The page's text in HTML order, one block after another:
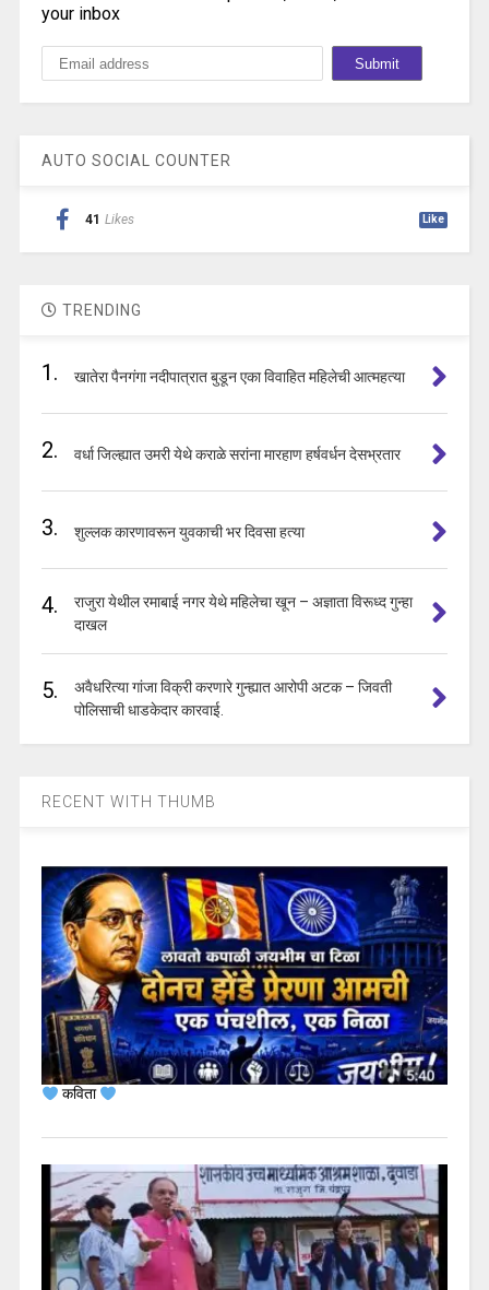
your inbox
AUTO SOCIAL COUNTER
41 Likes Like
TRENDING
1. खातेरा पैनगंगा नदीपात्रात बुडून एका विवाहित महिलेची आत्महत्या
2. वर्धा जिल्ह्यात उमरी येथे कराळे सरांना मारहाण हर्षवर्धन देसभ्रतार
3. शुल्लक कारणावरून युवकाची भर दिवसा हत्या
4.
राजुरा येथील रमाबाई नगर येथे महिलेचा खून – अज्ञाता विरूध्द गुन्हा
दाखल
5.
अवैधरित्या गांजा विक्री करणारे गुन्ह्यात आरोपी अटक – जिवती
पोलिसाची धाडकेदार कारवाई.
RECENT WITH THUMB
कविता